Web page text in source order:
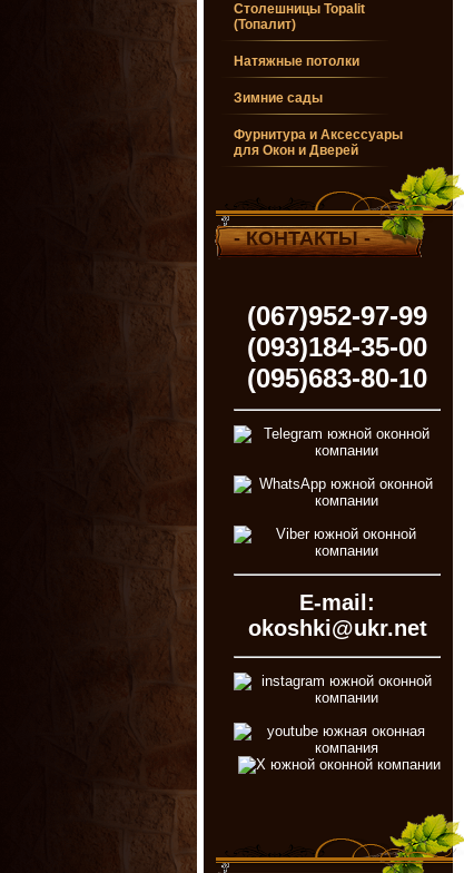
Столешницы Topalit
(Топалит)
Натяжные потолки
Зимние сады
Фурнитура и Аксессуары
для Окон и Дверей
- КОНТАКТЫ -
(067)952-97-99
(093)184-35-00
(095)683-80-10
E-mail:
okoshki@ukr.net